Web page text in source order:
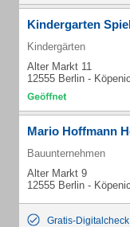
Kindergarten
Kindergärten
Alter Markt 11
12555 Berlin -
Mario Hoffmann
Bauunternehmen
Alter Markt 9
12555 Berlin -
Gratis-Digitalcheck